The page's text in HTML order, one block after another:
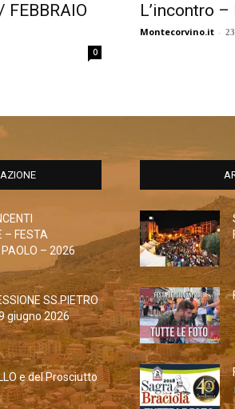
FEBBRAIO
0
L’incontro
Montecorvino.it -
– FESTA
– 2026
SS.PIETRO
giugno 2026
e del Prosciutto